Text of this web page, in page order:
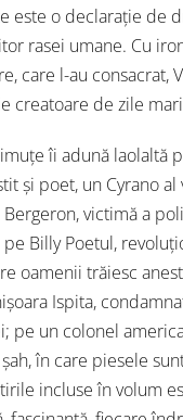
este o declarație de
rasei umane. Cu
care l-au consacrat,
creatoare de zile
îi adună laolaltă
și poet, un Cyrano
victimă a
Billy Poetul,
oamenii trăiesc
Ispita,
pe un colonel
în care piesele
incluse în volum